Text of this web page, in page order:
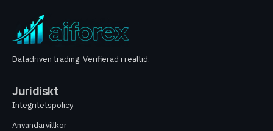
Datadriven trading. Verifierad i realtid.
Juridiskt
Integritetspolicy
Användarvillkor